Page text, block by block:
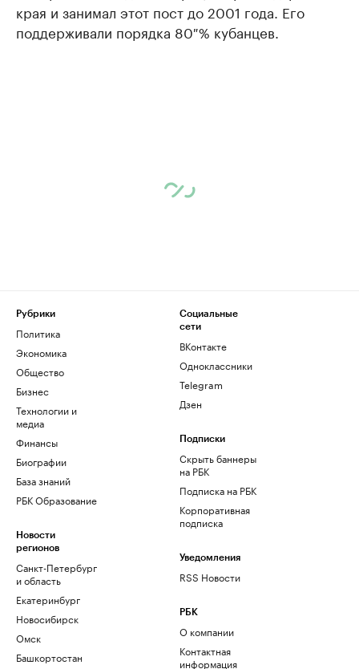
края и занимал этот пост до 2001 года. Его
поддерживали порядка 80 % кубанцев.
Рубрики
Политика
Экономика
Общество
Бизнес
Технологии и
медиа
Финансы
Биографии
База знаний
РБК Образование
Новости
регионов
Санкт-Петербург
и область
Екатеринбург
Новосибирск
Омск
Башкортостан
Социальные
сети
ВКонтакте
Одноклассники
Telegram
Дзен
Подписки
Скрыть баннеры
на РБК
Подписка на РБК
Корпоративная
подписка
Уведомления
RSS Новости
РБК
О компании
Контактная
информация